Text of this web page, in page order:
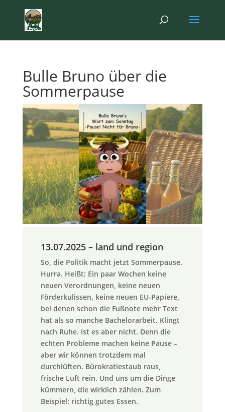
Bulle Bruno über die
Sommerpause
13.07.2025 – land und region
So, die Politik macht jetzt Sommerpause.
Hurra. Heißt: Ein paar Wochen keine
neuen Verordnungen, keine neuen
Förderkulissen, keine neuen EU-Papiere,
bei denen schon die Fußnote mehr Text
hat als so manche Bachelorarbeit. Klingt
nach Ruhe. Ist es aber nicht. Denn die
echten Probleme machen keine Pause –
aber wir können trotzdem mal
durchlüften. Bürokratiestaub raus,
frische Luft rein. Und uns um die Dinge
kümmern, die wirklich zählen. Zum
Beispiel: richtig gutes Essen.